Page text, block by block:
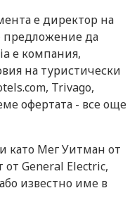
е директор на
предложение да
е компания,
на туристически
Trivago,
офертата - все още
като Мег Уитман от
General Electric,
известно име в